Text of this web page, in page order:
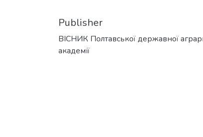
Publisher
ВІСНИК Полтавської державної
академії